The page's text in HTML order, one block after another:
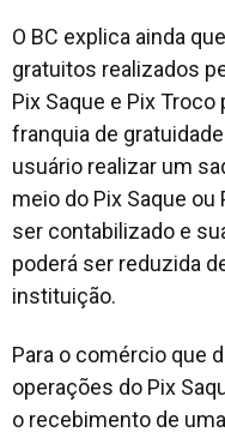
O BC explica ainda
gratuitos realizados
Pix Saque e Pix
franquia de
usuário realizar um
meio do Pix Saque
ser contabilizado e
poderá ser reduzida
instituição.
Para o comércio que
operações do Pix
o recebimento de